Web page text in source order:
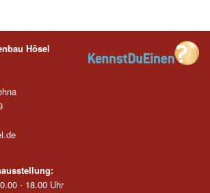
Hösel
- 18.00 Uhr